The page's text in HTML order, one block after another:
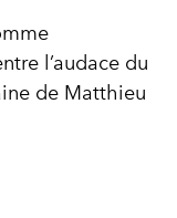
l’audace du
de Matthieu